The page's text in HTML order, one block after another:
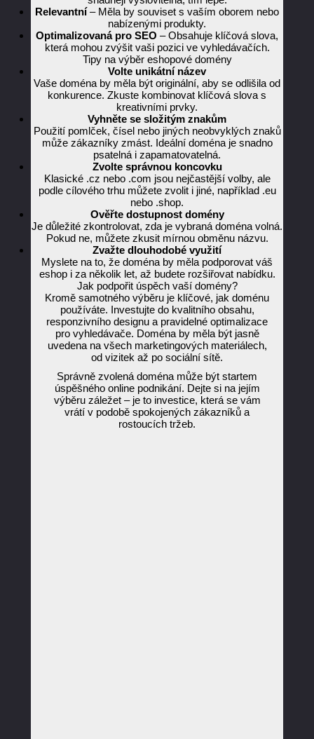
Relevantní– Měla by souviset s vaším oborem nebo
nabízenými produkty.
Optimalizovaná pro SEO – Obsahuje klíčová slova,
která mohou zvýšit vaši pozici ve vyhledávačích.
Tipy na výběr eshopové domény
Volte unikátní název
Vaše doména by měla být originální, aby se odlišila od
konkurence. Zkuste kombinovat klíčová slova s
kreativními prvky.
Vyhněte se složitým znakům
Použití pomlček, čísel nebo jiných neobvyklých znaků
může zákazníky zmást. Ideální doména je snadno
psatelná i zapamatovatelná.
Zvolte správnou koncovku
Klasické .cz nebo .com jsou nejčastější volby, ale
podle cílového trhu můžete zvolit i jiné, například .eu
nebo .shop.
Ověřte dostupnost domény
Je důležité zkontrolovat, zda je vybraná doména volná.
Pokud ne, můžete zkusit mírnou obměnu názvu.
Zvažte dlouhodobé využití
Myslete na to, že doména by měla podporovat váš
eshop i za několik let, až budete rozšiřovat nabídku.
Jak podpořit úspěch vaší domény?
Kromě samotného výběru je klíčové, jak doménu
používáte. Investujte do kvalitního obsahu,
responzivního designu a pravidelné optimalizace
pro vyhledávače. Doména by měla být jasně
uvedena na všech marketingových materiálech,
od vizitek až po sociální sítě.
Správně zvolená doména může být startem
úspěšného online podnikání. Dejte si na jejím
výběru záležet – je to investice, která se vám
vrátí v podobě spokojených zákazníků a
rostoucích tržeb.